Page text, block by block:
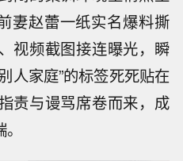
妻赵蕾一纸实名爆料撕
视频截图接连曝光，瞬
人家庭”的标签死死贴在
责与谩骂席卷而来，成